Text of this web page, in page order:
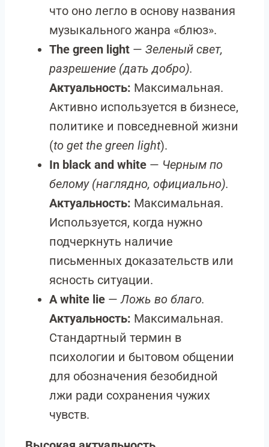
что оно легло в основу названия
музыкального жанра «блюз».
The green light — Зеленый свет,
разрешение (дать добро).
Актуальность: Максимальная.
Активно используется в бизнесе,
политике и повседневной жизни
(to get the green light).
In black and white — Черным по
белому (наглядно, официально).
Актуальность: Максимальная.
Используется, когда нужно
подчеркнуть наличие
письменных доказательств или
ясность ситуации.
A white lie —Ложь во благо.
Актуальность: Максимальная.
Стандартный термин в
психологии и бытовом общении
для обозначения безобидной
лжи ради сохранения чужих
чувств.